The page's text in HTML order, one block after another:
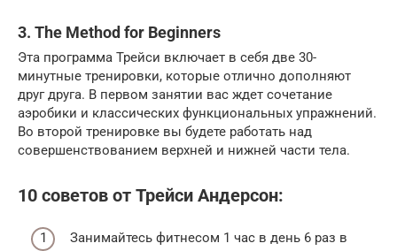
3. The Method for Beginners
Эта программа Трейси включает в себя две 30-
минутные тренировки, которые отлично дополняют
друг друга. В первом занятии вас ждет сочетание
аэробики и классических функциональных упражнений.
Во второй тренировке вы будете работать над
совершенствованием верхней и нижней части тела.
10 советов от Трейси Андерсон:
Занимайтесь фитнесом 1 час в день 6 раз в